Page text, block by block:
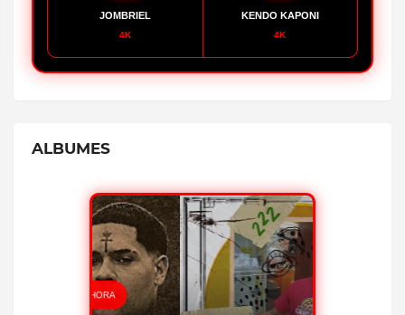
JOMBRIEL
4K
KENDO KAPONI
4K
ALBUMES
ESCUCHAR AHORA